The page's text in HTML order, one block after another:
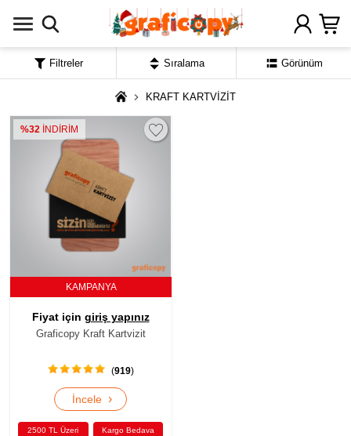
KRAFT KARTVİZİT
%32 İNDİRİM
KAMPANYA
Fiyat için giriş yapınız
Graficopy Kraft Kartvizit
(919)
İncele ›
2500 TL Üzeri Kargo Bedava
Filtreler Sıralama Görünüm